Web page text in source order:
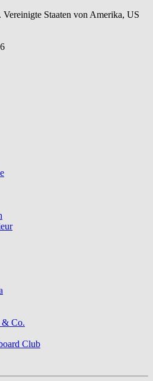
Vereinigte Staaten von Amerika, US
& Co.
Club